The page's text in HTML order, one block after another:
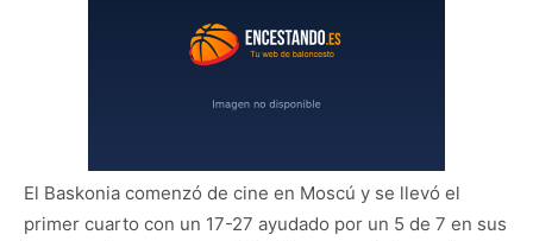
El Baskonia comenzó de cine en Moscú y se llevó el
primer cuarto con un 17-27 ayudado por un 5 de 7 en sus